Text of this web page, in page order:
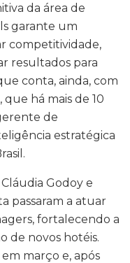
da área de
garante um
competitividade,
resultados para
conta, ainda, com
há mais de 10
de
estratégica
Godoy e
passaram a atuar
fortalecendo a
de novos hotéis.
março e, após